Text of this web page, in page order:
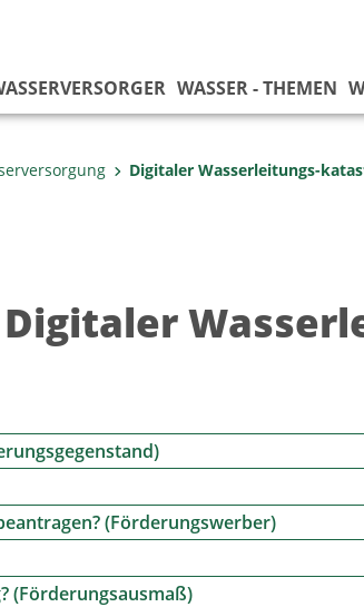
WASSER - THEMEN
Digitaler Wasserleitungs-
Digitaler
(Förderungswerber)
(Förderungsausmaß)